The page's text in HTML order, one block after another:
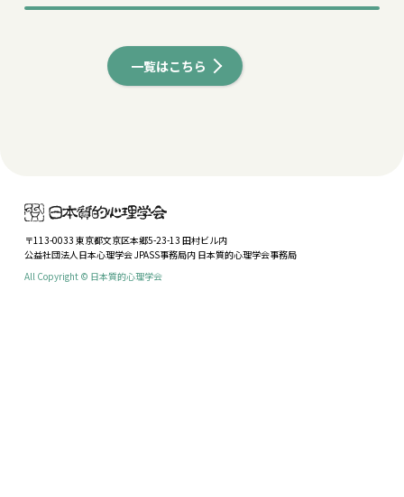
一覧はこちら
〒113-0033 東京都文京区本郷5-23-13 田村ビル内
公益社団法人日本心理学会 JPASS事務局内 日本質的心理学会事務局
All Copyright © 日本質的心理学会